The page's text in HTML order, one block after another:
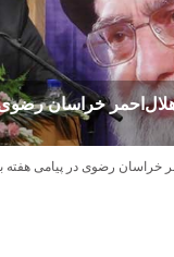
خراسان
خراسان رضوی در پیامی هفته
احمر خراسان رضوی از نظر
جمعیت هلال